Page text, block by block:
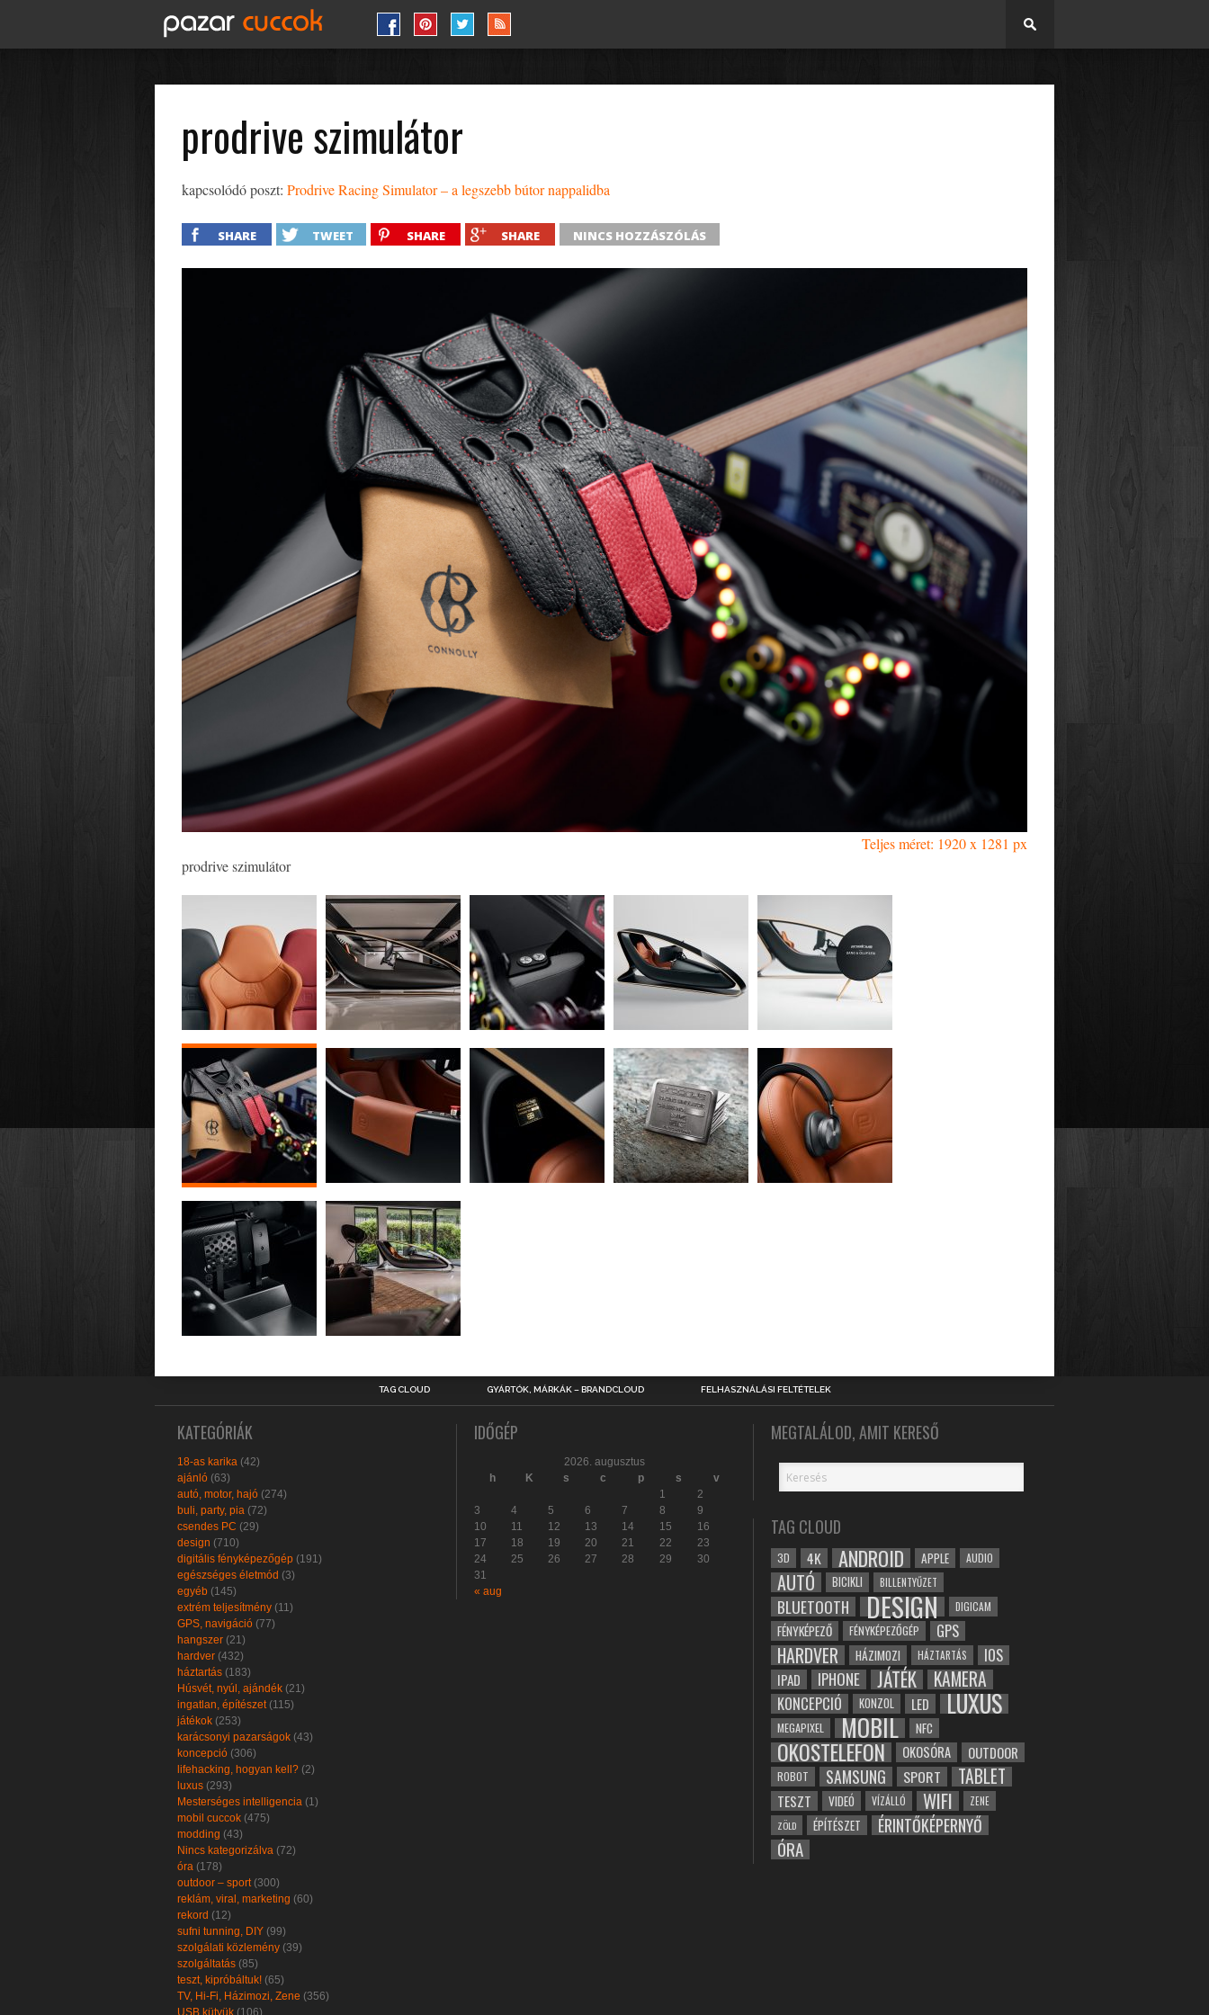
prodrive szimulátor
kapcsolódó poszt:Prodrive Racing Simulator – a legszebb bútor nappalidba
SHARE TWEET SHARE SHARE NINCS HOZZÁSZÓLÁS
Teljes méret: 1920 x 1281 px
prodrive szimulátor
TAG CLOUD GYÁRTÓK, MÁRKÁK – BRANDCLOUD FELHASZNÁLÁSI FELTÉTELEK
KATEGÓRIÁK
18-as karika (42)
ajánló (63)
autó, motor, hajó (274)
buli, party, pia (72)
csendes PC (29)
design (710)
digitális fényképezőgép (191)
egészséges életmód (3)
egyéb (145)
extrém teljesítmény (11)
GPS, navigáció (77)
hangszer (21)
hardver (432)
háztartás (183)
Húsvét, nyúl, ajándék (21)
ingatlan, építészet(115)
játékok (253)
karácsonyi pazarságok (43)
koncepció (306)
lifehacking, hogyan kell? (2)
luxus (293)
Mesterséges intelligencia (1)
mobil cuccok (475)
modding (43)
Nincs kategorizálva (72)
óra (178)
outdoor – sport(300)
reklám, viral, marketing (60)
rekord (12)
sufni tunning, DIY (99)
szolgálati közlemény (39)
szolgáltatás (85)
teszt, kipróbáltuk! (65)
TV, Hi-Fi, Házimozi, Zene (356)
IDŐGÉP
2026. augusztus
h
K s c p s
v
1
2
3
4 5 6 7 8
9
10
11 12 13 14 15
16
17
18 19 20 21 22
23
24
25 26 27 28 29
30
31
« aug
MEGTALÁLOD, AMIT KERESŐ
TAG CLOUD
3D 4K ANDROID APPLE AUDIO
AUTÓ BICIKLI BILLENTYŰZET
BLUETOOTH DESIGN DIGICAM
FÉNYKÉPEZŐ FÉNYKÉPEZŐGÉP GPS
HARDVER HÁZIMOZI HÁZTARTÁS IOS
IPAD IPHONE JÁTÉK KAMERA
KONCEPCIÓ KONZOL LED LUXUS
MEGAPIXEL MOBIL NFC
OKOSTELEFON OKOSÓRA OUTDOOR
ROBOT SAMSUNG SPORT TABLET
TESZT VIDEÓ VÍZÁLLÓ WIFI
ZENE
ZÖLD
ÉPÍTÉSZET ÉRINTŐKÉPERNYŐ
ÓRA